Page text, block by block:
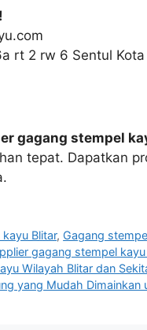
rt 2 rw 6 Sentul
gagang stempel
tepat. Dapatkan
Blitar, Gagang
gagang stempel kayu
Wilayah Blitar dan
yang Mudah Dimainkan